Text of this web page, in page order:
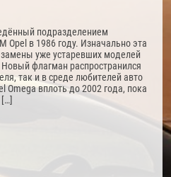
подразделением
Opel в 1986 году. Изначально эта
уже устаревших моделей
флагман распространился
так и в среде любителей авто
Omega вплоть до 2002 года, пока